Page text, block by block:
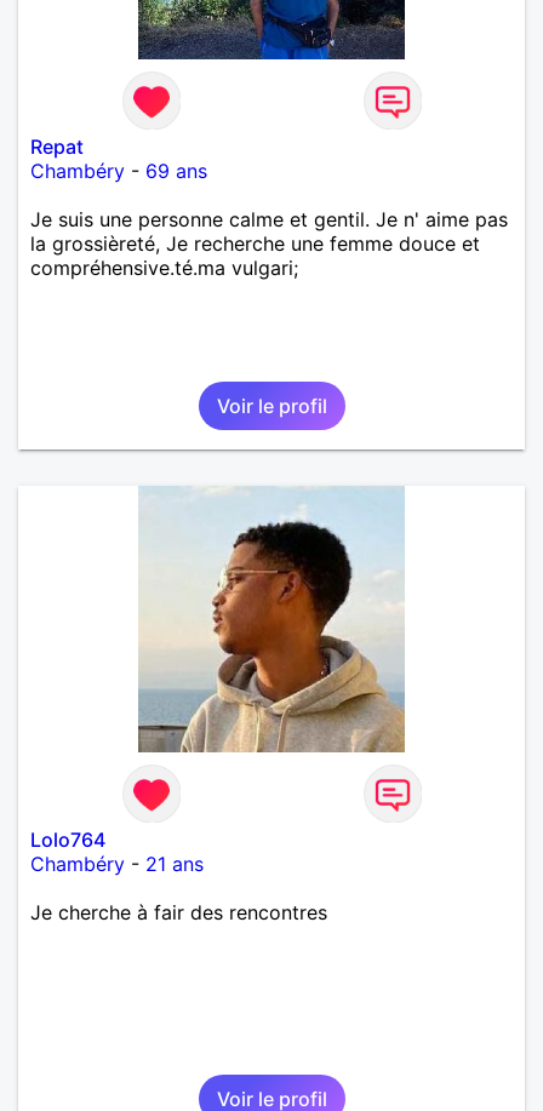
Repat
Chambéry - 69 ans
Je suis une personne calme et gentil. Je n' aime pas
la grossièreté, Je recherche une femme douce et
compréhensive.té.ma vulgari;
Voir le profil
Lolo764
Chambéry - 21 ans
Je cherche à fair des rencontres
Voir le profil